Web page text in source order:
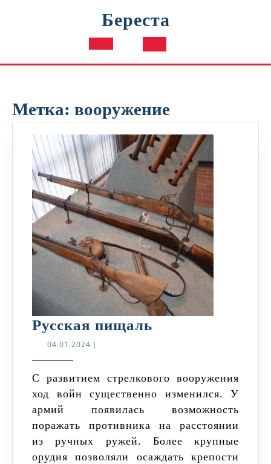
Береста
Кнопка
Метка: вооружение
Русская пищаль
04.01.2024 04.01.2024
|
С развитием стрелкового вооружения
ход войн существенно изменился. У
армий появилась возможность
поражать противника на расстоянии
из ручных ружей. Более крупные
орудия позволяли осаждать крепости